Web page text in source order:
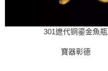
301遼代铜鎏金魚瓶
寶器彰德